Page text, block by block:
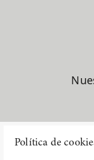
Política de